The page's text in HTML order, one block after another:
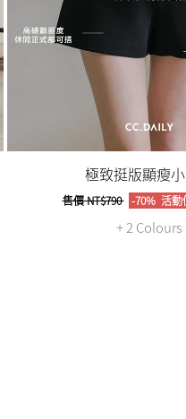
極致挺版顯瘦
售價NT$790 -70% 活動
+ 2 Colours